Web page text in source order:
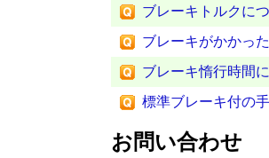
ブレーキトルクに
ブレーキがかかっ
ブレーキ惰行時間
標準ブレーキ付の
お問い合わせ